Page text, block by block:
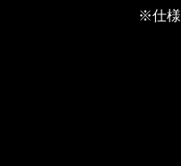
※仕様